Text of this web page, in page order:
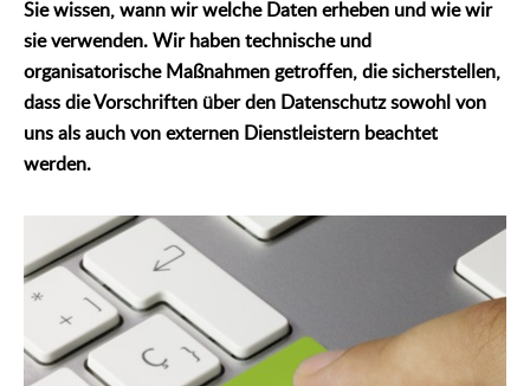
Sie wissen, wann wir welche Daten erheben und wie wir
sie verwenden. Wir haben technische und
organisatorische Maßnahmen getroffen, die sicherstellen,
dass die Vorschriften über den Datenschutz sowohl von
uns als auch von externen Dienstleistern beachtet
werden.